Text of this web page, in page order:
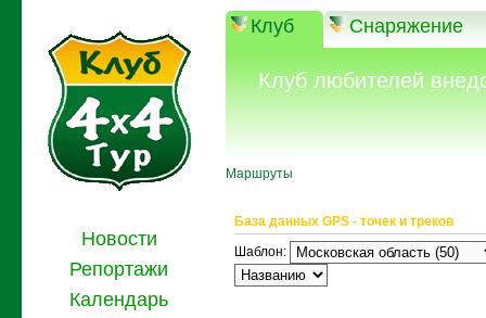
Клуб Снаряжение
Клуб любителей
Маршруты
Новости
Репортажи
Календарь
База данных GPS - точек и треков
Шаблон: